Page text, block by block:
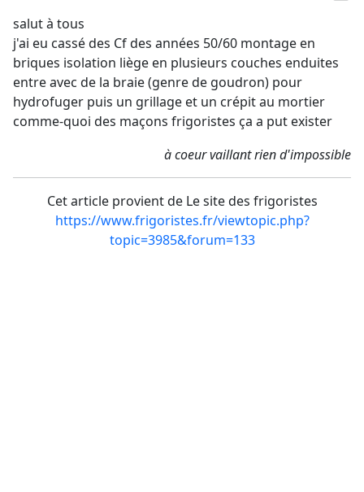
salut à tous
j'ai eu cassé des Cf des années 50/60 montage en
briques isolation liège en plusieurs couches enduites
entre avec de la braie (genre de goudron) pour
hydrofuger puis un grillage et un crépit au mortier
comme-quoi des maçons frigoristes ça a put exister
à coeur vaillant rien d'impossible
Cet article provient de Le site des frigoristes
https://www.frigoristes.fr/viewtopic.php?
topic=3985&forum=133